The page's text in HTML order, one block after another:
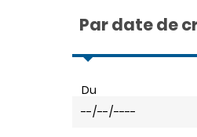
Par date de
Du